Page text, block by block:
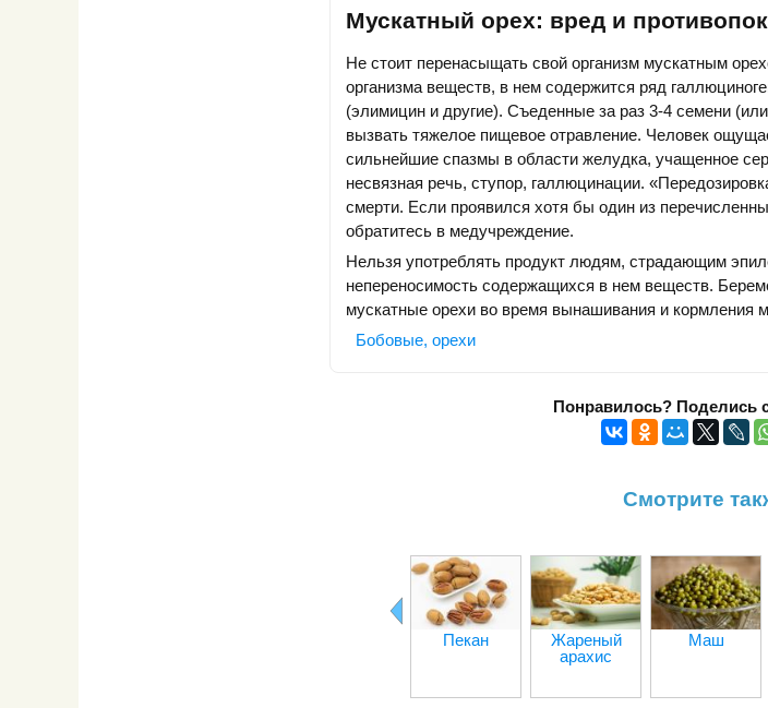
Мускатный орех: вред и
Не стоит перенасыщать свой организм мускатным
организма веществ, в нем содержится ряд
(элимицин и другие). Съеденные за раз 3-4 семени
вызвать тяжелое пищевое отравление. Человек
сильнейшие спазмы в области желудка, учащенное
несвязная речь, ступор, галлюцинации.
смерти. Если проявился хотя бы один из
обратитесь в медучреждение.
Нельзя употреблять продукт людям, страдающим
непереносимость содержащихся в нем веществ.
мускатные орехи во время вынашивания и кормления
Бобовые, орехи
Понравилось? Поделись
Смотрите
Пекан
Жареный
арахис
Маш